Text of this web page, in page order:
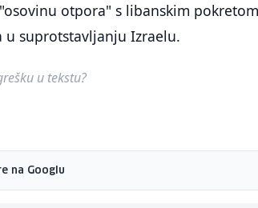
otpora" s libanskim
suprotstavljanju Izraelu.
u tekstu?
na Googlu